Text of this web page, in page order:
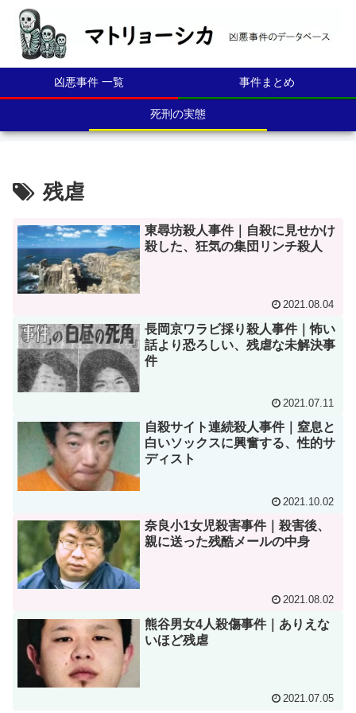
凶悪事件 一覧 事件まとめ
死刑の実態
残虐
東尋坊殺人事件｜自殺に見せかけ
殺した、狂気の集団リンチ殺人
2021.08.04
長岡京ワラビ採り殺人事件｜怖い
話より恐ろしい、残虐な未解決事
件
2021.07.11
自殺サイト連続殺人事件｜窒息と
白いソックスに興奮する、性的サ
ディスト
2021.10.02
奈良小1女児殺害事件｜殺害後、
親に送った残酷メールの中身
2021.08.02
熊谷男女4人殺傷事件｜ありえな
いほど残虐
2021.07.05